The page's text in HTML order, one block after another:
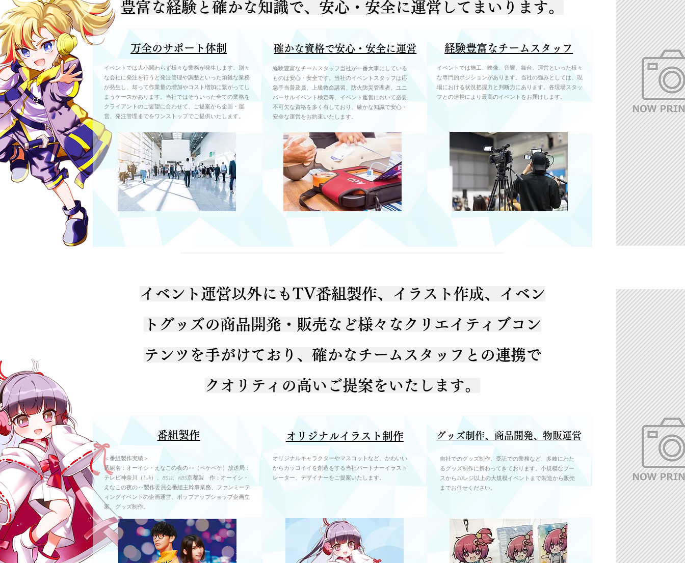
豊富な経験と確かな知識で、安心・安全に運営してまいります。
万全のサポート体制
イベントでは大小関わらず様々な業務が発生します。別々
な会社に発注を行うと発注管理や調整といった煩雑な業務
が発生し、却って作業量の増加やコスト増加に繋がってし
まうケースがあります。当社ではそういった全ての業務を
クライアントのご要望に合わせて、ご提案から企画・運
営、発注管理までをワンストップでご提供いたします。
確かな資格で安心・安全に運営
経験豊富なチームスタッフ当社が一番大事にしている
ものは安心・安全です。当社のイベントスタッフは応
急手当普及員、上級救命講習、防火防災管理者、ユニ
バーサルイベント検定等、イベント運営において必要
不可欠な資格を多く有しており、確かな知識で安心・
安全な運営をお約束いたします。
経験豊富なチームスタッフ
イベントでは施工、映像、音響、舞台、運営といった様々
な専門的ポジションがあります。当社の強みとしては、現
場における状況把握力と判断力にあります。各現場スタッ
フとの連携により最高のイベントをお届けします。
イベント運営以外にもTV番組製作、イラスト作成、イベン
トグッズの商品開発・販売など様々なクリエイティブコン
テンツを手がけており、確かなチームスタッフとの連携で
クオリティの高いご提案をいたします。
番組製作
＜番組製作実績＞
番組名：オーイシ・えなこの夜の××（ペケペケ）放送局：
テレビ神奈川（tvk）、BS11、KBS京都製 作：オーイシ・
えなこの夜の××製作委員会番組主幹事業務、ファンミーテ
ィングイベントの企画運営、ポップアップショップ企画立
案、グッズ制作。
オリジナルイラスト制作
オリジナルキャラクターやマスコットなど、かわいい
からカッコイイを創造をする当社パートナーイラスト
レーター、デザイナーをご提案いたします。
グッズ制作、商品開発、物販運営
自社でのグッズ制作、受託での業務など、多岐にわた
るグッズ制作に携わってきております。小規模なブー
スから20レジ以上の大規模イベントまで製造から販売
までお任せください。